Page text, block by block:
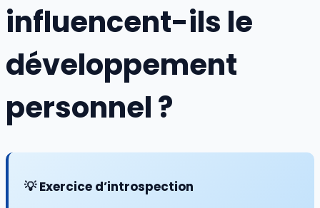
influencent-ils le
développement
personnel ?
💡 Exercice d’introspection